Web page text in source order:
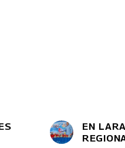
EN LARA:
REGIONAL